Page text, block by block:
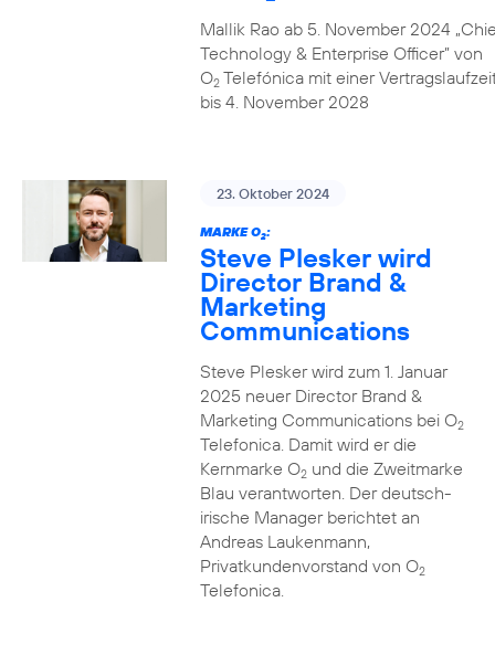
Mallik Rao ab 5. November 2024
Technology & Enterprise Officer” von
O2Telefónica mit einer
bis 4. November 2028
23. Oktober 2024
MARKE O2:
Steve Plesker wird
Director Brand &
Marketing
Communications
Steve Plesker wird zum 1. Januar
2025 neuer Director Brand &
Marketing Communications bei O2
Telefonica. Damit wird er die
Kernmarke O2und die Zweitmarke
Blau verantworten. Der deutsch-
irische Manager berichtet an
Andreas Laukenmann,
Privatkundenvorstand von O2
Telefonica.